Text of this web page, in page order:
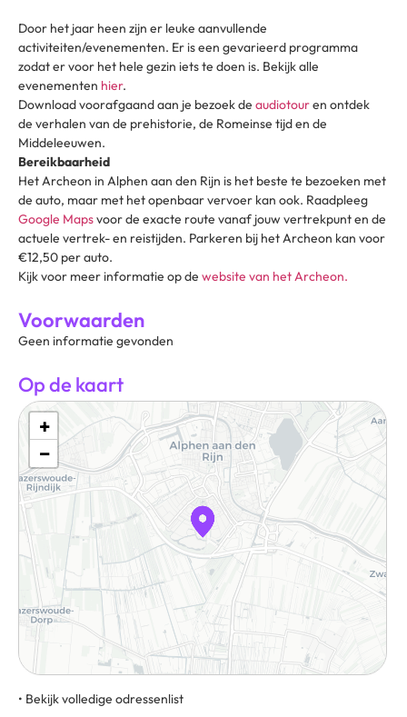
Door het jaar heen zijn er leuke aanvullende
activiteiten/evenementen. Er is een gevarieerd programma
zodat er voor het hele gezin iets te doen is. Bekijk alle
evenementen hier.
Download voorafgaand aan je bezoek de audiotouren ontdek
de verhalen van de prehistorie, de Romeinse tijd en de
Middeleeuwen.
Bereikbaarheid
Het Archeon in Alphen aan den Rijn is het beste te bezoeken met
de auto, maar met het openbaar vervoer kan ook. Raadpleeg
Google Mapsvoor de exacte route vanaf jouw vertrekpunt en de
actuele vertrek- en reistijden. Parkeren bij het Archeon kan voor
€12,50 per auto.
Kijk voor meer informatie op de website van het Archeon.
Voorwaarden
Geen informatie gevonden
Op de kaart
+
−
• Bekijk volledige odressenlist